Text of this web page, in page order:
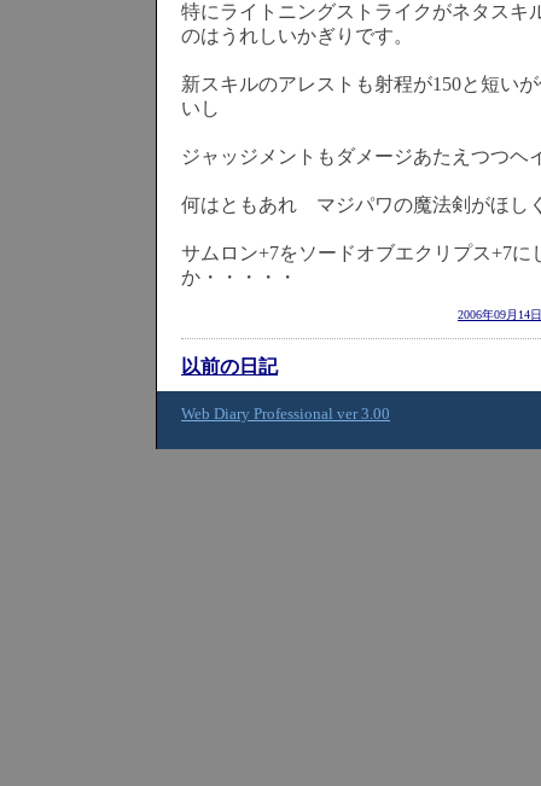
特にライトニングストライクがネタスキ
のはうれしいかぎりです。
新スキルのアレストも射程が150と短い
いし
ジャッジメントもダメージあたえつつヘ
何はともあれ マジパワの魔法剣がほし
サムロン+7をソードオブエクリプス+7に
か・・・・・
2006年09月14
以前の日記
Web Diary Professional ver 3.00